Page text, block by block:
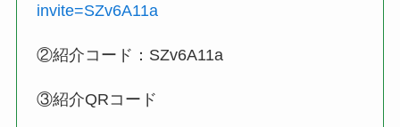
invite=SZv6A11a
②紹介コード：SZv6A11a
③紹介QRコード